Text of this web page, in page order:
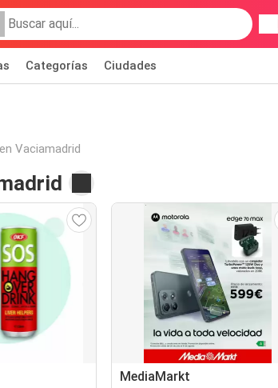
Categorías Ciudades
Vaciamadrid
MediaMarkt